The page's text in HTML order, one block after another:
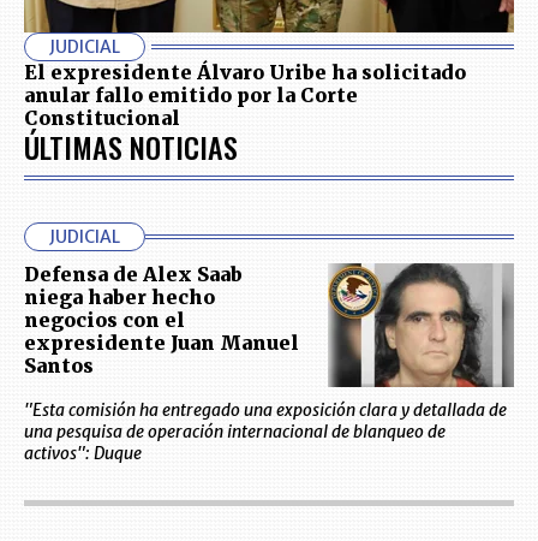
JUDICIAL
El expresidente Álvaro Uribe ha solicitado
anular fallo emitido por la Corte
Constitucional
ÚLTIMAS NOTICIAS
JUDICIAL
Defensa de Alex Saab
niega haber hecho
negocios con el
expresidente Juan Manuel
Santos
"Esta comisión ha entregado una exposición clara y detallada de
una pesquisa de operación internacional de blanqueo de
activos": Duque